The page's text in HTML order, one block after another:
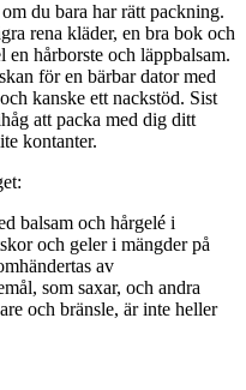
du bara har rätt packning.
rena kläder, en bra bok och
hårborste och läppbalsam.
för en bärbar dator med
kanske ett nackstöd. Sist
att packa med dig ditt
kontanter.
balsam och hårgelé i
och geler i mängder på
av
som saxar, och andra
och bränsle, är inte heller